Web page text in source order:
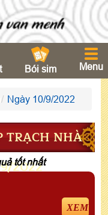
Bói sim Menu
Ngày 10/9/2022
TRẠCH NHÀ
2022
tốt nhất
XEM